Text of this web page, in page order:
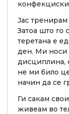
конфекциски
Јас
Затоа што го
теретана е
ден. Ми носи
дисциплина,
не ми било
начин да се
Ги сакам
живеам во